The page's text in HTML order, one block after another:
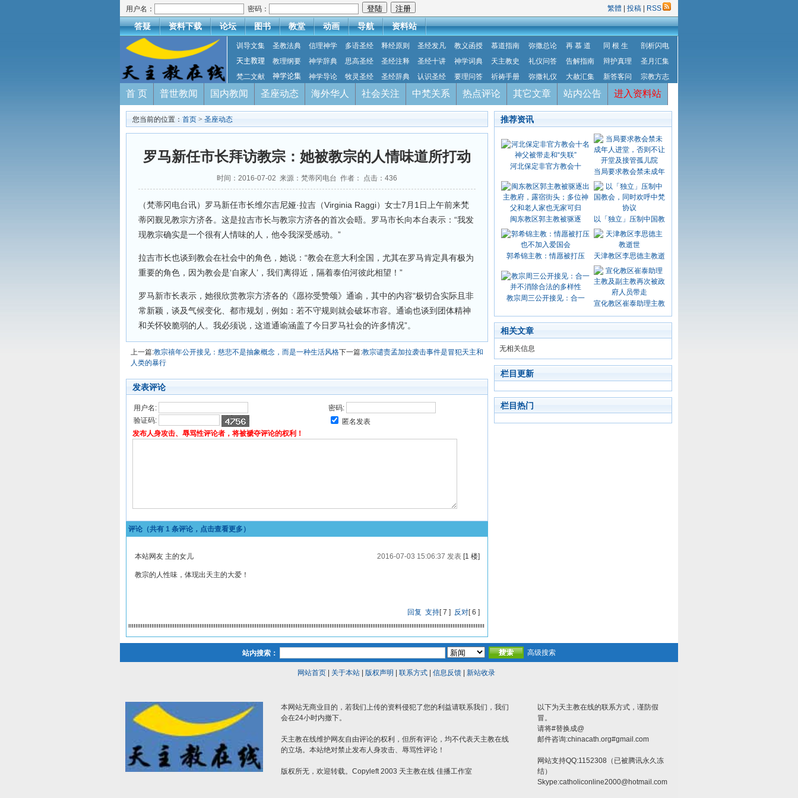
用户名： 密码： 繁體 投稿 RSS
答疑 资料下载 论坛 图书 教堂 动画 导航 资料站
训导文集 圣教法典 信理神学 多语圣经 释经原则 圣经发凡 教义函授 慕道指南 弥撒总论 再 慕 道 同 根 生
剖析闪电
天主教理
教理纲要 神学辞典 思高圣经 圣经注释 圣经十讲 神学词典 天主教史 礼仪问答 告解指南 辩护真理
圣月汇集
梵二文献
神学论集 神学导论 牧灵圣经 圣经辞典 认识圣经 要理问答 祈祷手册 弥撒礼仪 大赦汇集 新答客问 宗教方志
首 页 普世教闻 国内教闻 圣座动态 海外华人 社会关注 中梵关系 热点评论 其它文章 站内公告 进入资料站
您当前的位置： 首页 > 圣座动态
罗马新任市长拜访教宗：她被教宗的人情味道所打动
时间：2016-07-02 来源：梵蒂冈电台 作者： 点击： 436
（梵蒂冈电台讯）罗马新任市长维尔吉尼娅·拉吉（Virginia Raggi）女士7月1日上午前来梵
蒂冈觐见教宗方济各。这是拉吉市长与教宗方济各的首次会晤。罗马市长向本台表示：“我发
现教宗确实是一个很有人情味的人，他令我深受感动。”
拉吉市长也谈到教会在社会中的角色，她说：“教会在意大利全国，尤其在罗马肯定具有极为
重要的角色，因为教会是‘自家人’，我们离得近，隔着泰伯河彼此相望！”
罗马新市长表示，她很欣赏教宗方济各的《愿祢受赞颂》通谕，其中的内容“极切合实际且非
常新颖，谈及气候变化、都市规划，例如：若不守规则就会破坏市容。通谕也谈到团体精神
和关怀较脆弱的人。我必须说，这道通谕涵盖了今日罗马社会的许多情况”。
上一篇:教宗禧年公开接见：慈悲不是抽象概念，而是一种生活风格下一篇:教宗谴责孟加拉袭击事件是冒犯天主和
人类的暴行
发表评论
用户名:
密码:
验证码:
匿名发表
发布人身攻击、辱骂性评论者，将被褫夺评论的权利！
评论（共有 1 条评论，点击查看更多）
本站网友 主的女儿 2016-07-03 15:06:37 发表[1 楼]
教宗的人性味，体现出天主的大爱！
回复 支持[7 ] 反对[6 ]
推荐资讯
河北保定非官方教会十
当局要求教会禁未成年
闽东教区郭主教被驱逐 以「独立」压制中国教
郭希锦主教：情愿被打压 天津教区李思德主教逝
教宗周三公开接见：合一
宣化教区崔泰助理主教
相关文章
无相关信息
栏目更新
栏目热门
站内搜索： 高级搜索
网站首页| 关于本站| 版权声明 联系方式| 信息反馈| 新站收录
本网站无商业目的，若我们上传的资料侵犯了您的利益请联系我们，我们
会在24小时内撤下。
天主教在线维护网友自由评论的权利，但所有评论，均不代表天主教在线
的立场。本站绝对禁止发布人身攻击、辱骂性评论！
版权所无，欢迎转载。Copyleft 2003 天主教在线 佳播工作室
以下为天主教在线的联系方式，谨防假
冒。
请将#替换成@
邮件咨询:chinacath.org#gmail.com
网站支持QQ:1152308（已被腾讯永久冻
结）
Skype:catholiconline2000@hotmail.com